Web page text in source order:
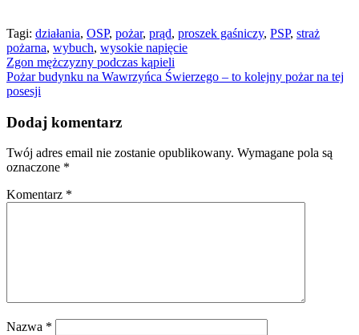
Tagi: działania, OSP, pożar, prąd, proszek gaśniczy, PSP, straż
pożarna, wybuch, wysokie napięcie
Nawigacja
wpisu
Zgon mężczyzny podczas kąpieli
Pożar budynku na Wawrzyńca Świerzego – to kolejny pożar na tej
posesji
Dodaj komentarz
Twój adres email nie zostanie opublikowany. Wymagane pola są
oznaczone *
Komentarz *
Nazwa *